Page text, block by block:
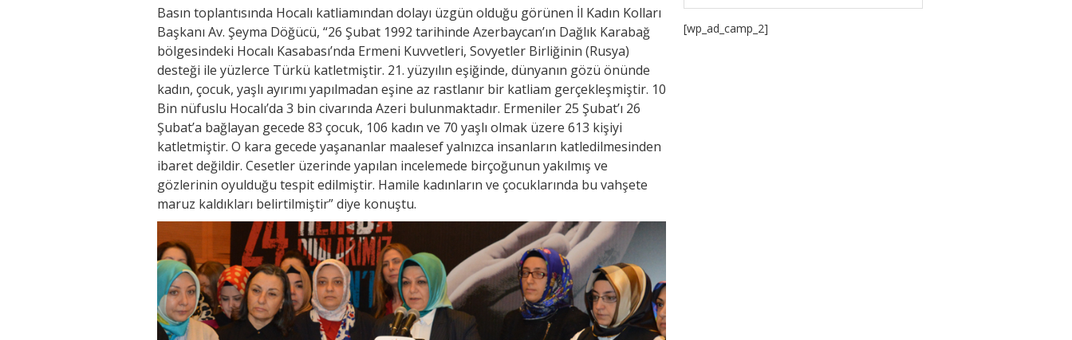
Basın toplantısında Hocalı katliamından dolayı üzgün olduğu görünen İl Kadın Kolları
Başkanı Av. Şeyma Döğücü, “26 Şubat 1992 tarihinde Azerbaycan’ın Dağlık Karabağ
bölgesindeki Hocalı Kasabası’nda Ermeni Kuvvetleri, Sovyetler Birliğinin (Rusya)
desteği ile yüzlerce Türkü katletmiştir. 21. yüzyılın eşiğinde, dünyanın gözü önünde
kadın, çocuk, yaşlı ayırımı yapılmadan eşine az rastlanır bir katliam gerçekleşmiştir. 10
Bin nüfuslu Hocalı’da 3 bin civarında Azeri bulunmaktadır. Ermeniler 25 Şubat’ı 26
Şubat’a bağlayan gecede 83 çocuk, 106 kadın ve 70 yaşlı olmak üzere 613 kişiyi
katletmiştir. O kara gecede yaşananlar maalesef yalnızca insanların katledilmesinden
ibaret değildir. Cesetler üzerinde yapılan incelemede birçoğunun yakılmış ve
gözlerinin oyulduğu tespit edilmiştir. Hamile kadınların ve çocuklarında bu vahşete
maruz kaldıkları belirtilmiştir” diye konuştu.
[wp_ad_camp_2]